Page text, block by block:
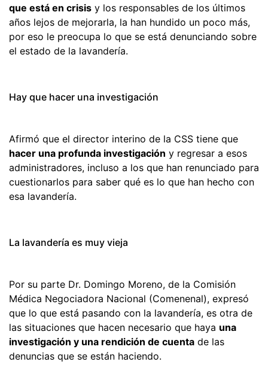
que está en crisis y los responsables de los últimos
años lejos de mejorarla, la han hundido un poco más,
por eso le preocupa lo que se está denunciando sobre
el estado de la lavandería.
Hay que hacer una investigación
Afirmó que el director interino de la CSS tiene que
hacer una profunda investigación y regresar a esos
administradores, incluso a los que han renunciado para
cuestionarlos para saber qué es lo que han hecho con
esa lavandería.
La lavandería es muy vieja
Por su parte Dr. Domingo Moreno, de la Comisión
Médica Negociadora Nacional (Comenenal), expresó
que lo que está pasando con la lavandería, es otra de
las situaciones que hacen necesario que haya una
investigación y una rendición de cuenta de las
denuncias que se están haciendo.